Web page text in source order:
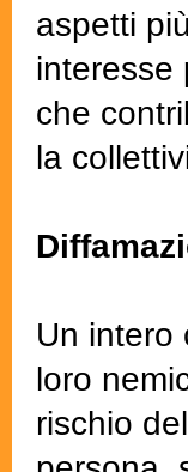
aspetti
interesse
che
la
Un intero
loro
rischio